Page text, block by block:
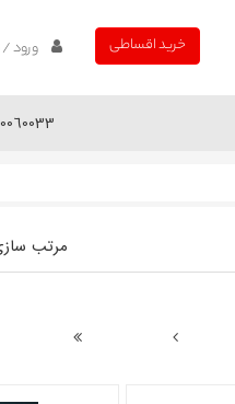
ورود / خرید اقساطی
- 02133743706
مرتب